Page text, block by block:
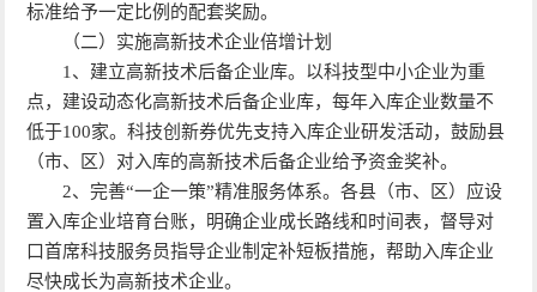
标准给予一定比例的配套奖励。
（二）实施高新技术企业倍增计划
1、建立高新技术后备企业库。以科技型中小企业为重
点，建设动态化高新技术后备企业库，每年入库企业数量不
低于100家。科技创新券优先支持入库企业研发活动，鼓励县
（市、区）对入库的高新技术后备企业给予资金奖补。
2、完善“一企一策”精准服务体系。各县（市、区）应设
置入库企业培育台账，明确企业成长路线和时间表，督导对
口首席科技服务员指导企业制定补短板措施，帮助入库企业
尽快成长为高新技术企业。